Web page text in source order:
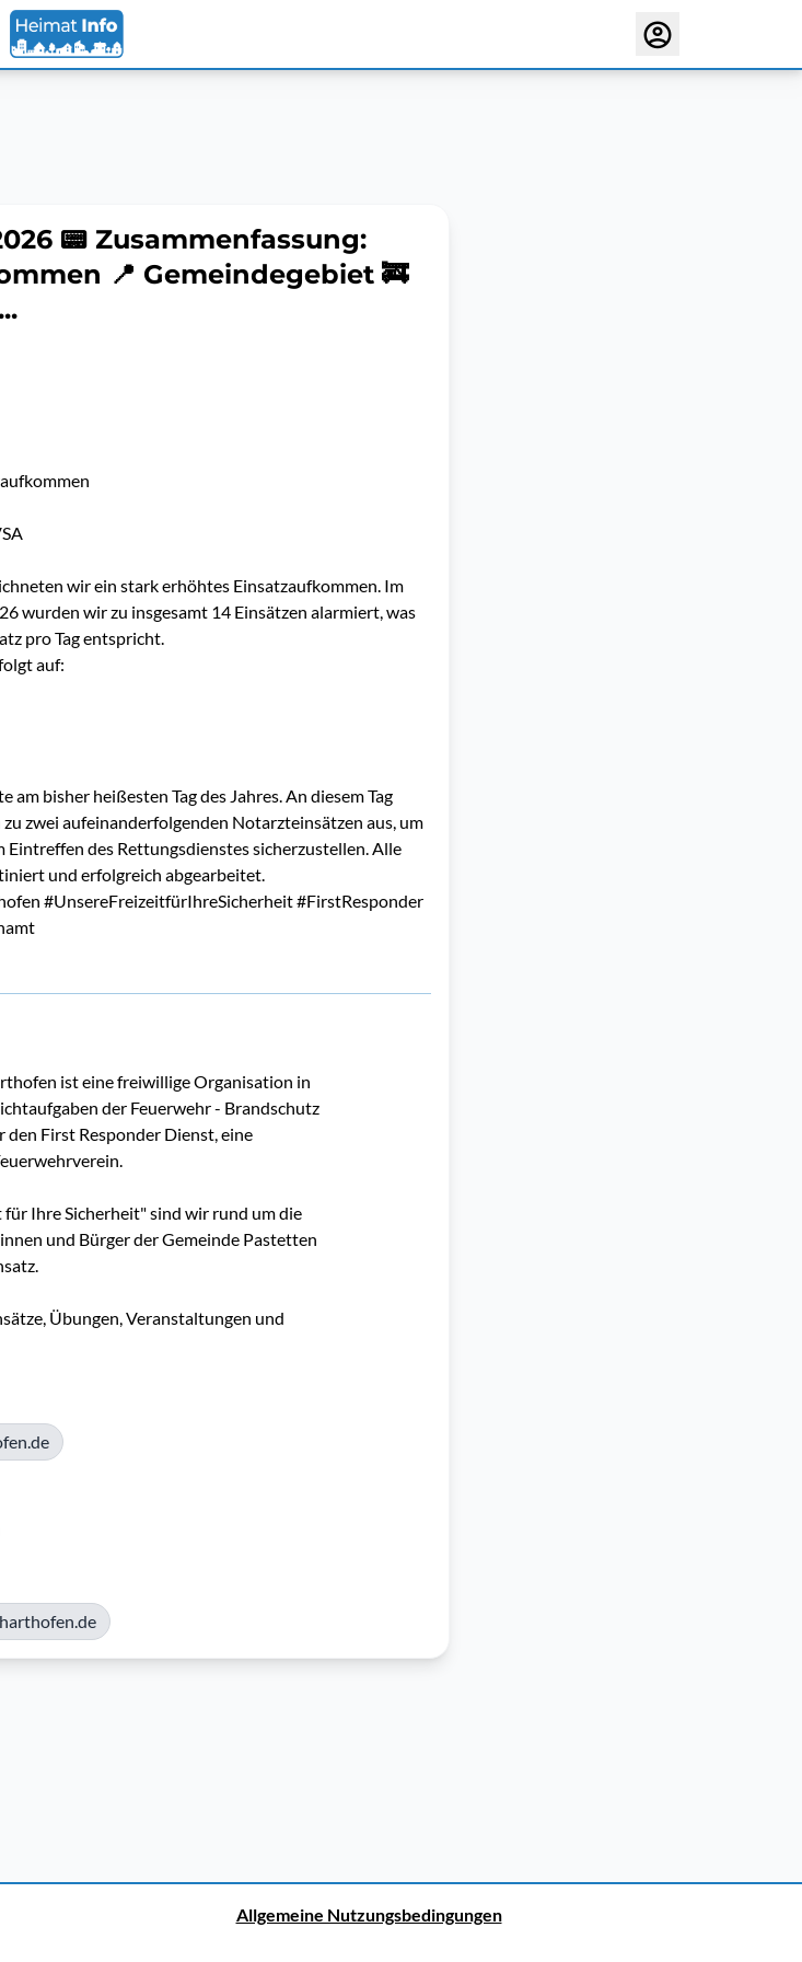
📟 Zusammenfassung:
📍 Gemeindegebiet 🚒
wir ein stark erhöhtes Einsatzaufkommen. Im
wurden wir zu insgesamt 14 Einsätzen alarmiert, was
pro Tag entspricht.
auf:
bisher heißesten Tag des Jahres. An diesem Tag
zwei aufeinanderfolgenden Notarzteinsätzen aus, um
Eintreffen des Rettungsdienstes sicherzustellen. Alle
und erfolgreich abgearbeitet.
#UnsereFreizeitfürIhreSicherheit #FirstResponder
ist eine freiwillige Organisation in
der Feuerwehr - Brandschutz
First Responder Dienst, eine
Ihre Sicherheit" sind wir rund um die
und Bürger der Gemeinde Pastetten
Übungen, Veranstaltungen und
Allgemeine Nutzungsbedingungen